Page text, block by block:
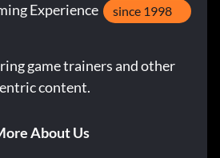
Experience since 1998
game trainers and other
content.
About Us